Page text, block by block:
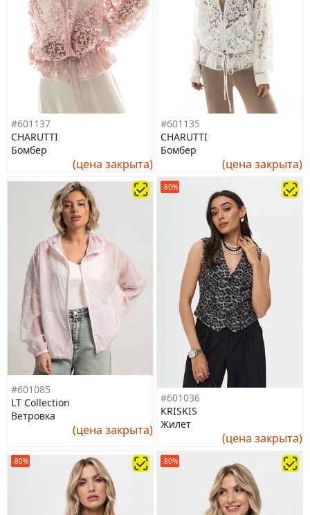
#601137
CHARUTTI
Бомбер
(цена закрыта)
#601135
CHARUTTI
Бомбер
(цена закрыта)
#601085
LT Collection
Ветровка
(цена закрыта)
-80%
#601036
KRISKIS
Жилет
(цена закрыта)
-80% -80%